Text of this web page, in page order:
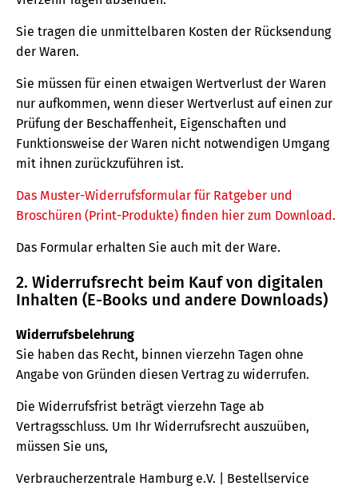
Sie tragen die unmittelbaren Kosten der Rücksendung
der Waren.
Sie müssen für einen etwaigen Wertverlust der Waren
nur aufkommen, wenn dieser Wertverlust auf einen zur
Prüfung der Beschaffenheit, Eigenschaften und
Funktionsweise der Waren nicht notwendigen Umgang
mit ihnen zurückzuführen ist.
Das Muster-Widerrufsformular für Ratgeber und
Broschüren (Print-Produkte) finden hier zum Download.
Das Formular erhalten Sie auch mit der Ware.
2. Widerrufsrecht beim Kauf von digitalen
Inhalten (E-Books und andere Downloads)
Widerrufsbelehrung
Sie haben das Recht, binnen vierzehn Tagen ohne
Angabe von Gründen diesen Vertrag zu widerrufen.
Die Widerrufsfrist beträgt vierzehn Tage ab
Vertragsschluss. Um Ihr Widerrufsrecht auszuüben,
müssen Sie uns,
Verbraucherzentrale Hamburg e.V. | Bestellservice